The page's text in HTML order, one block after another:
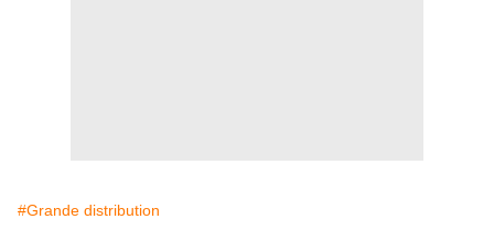
#Grande distribution